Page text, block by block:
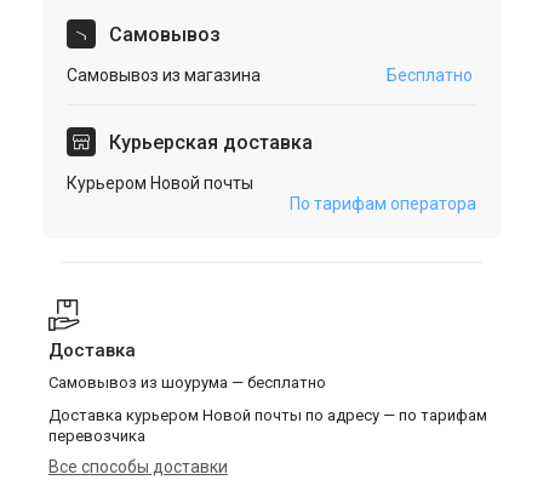
Cамовывоз
Самовывоз из магазина Бесплатно
Курьерская доставка
Курьером Новой почты
По тарифам оператора
Доставка
Самовывоз из шоурума — бесплатно
Доставка курьером Новой почты по адресу — по тарифам
перевозчика
Все способы доставки